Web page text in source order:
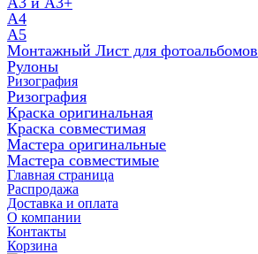
А4
А5
Монтажный Лист для фотоальбомов
Рулоны
Ризография
Ризография
Краска оригинальная
Краска совместимая
Мастера оригинальные
Мастера совместимые
Главная страница
Распродажа
Доставка и оплата
О компании
Контакты
Корзина